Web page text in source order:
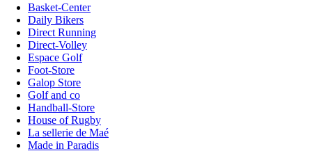
Basket-Center
Daily Bikers
Direct Running
Direct-Volley
Espace Golf
Foot-Store
Galop Store
Golf and co
Handball-Store
House of Rugby
La sellerie de Maé
Made in Paradis